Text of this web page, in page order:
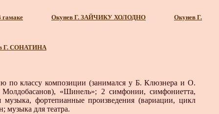
гамаке Окунев Г. ЗАЙЧИКУ ХОЛОДНО Окунев Г.
Г. СОНАТИНА
по классу композиции (занимался у Б. Клюзнера и О.
«Ши­нель»; 2 симфонии, симфониетта,
форте­пианные произведения (вариации, цикл
музыка для театра.